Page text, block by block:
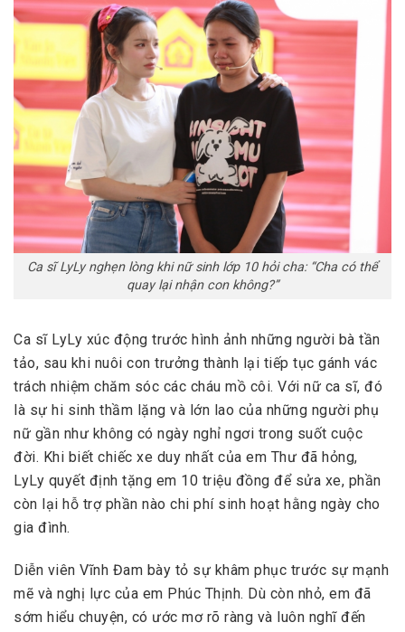
Ca sĩ LyLy nghẹn lòng khi nữ sinh lớp 10 hỏi cha: “Cha có thể
quay lại nhận con không?”
Ca sĩ LyLy xúc động trước hình ảnh những người bà tần
tảo, sau khi nuôi con trưởng thành lại tiếp tục gánh vác
trách nhiệm chăm sóc các cháu mồ côi. Với nữ ca sĩ, đó
là sự hi sinh thầm lặng và lớn lao của những người phụ
nữ gần như không có ngày nghỉ ngơi trong suốt cuộc
đời. Khi biết chiếc xe duy nhất của em Thư đã hỏng,
LyLy quyết định tặng em 10 triệu đồng để sửa xe, phần
còn lại hỗ trợ phần nào chi phí sinh hoạt hằng ngày cho
gia đình.
Diễn viên Vĩnh Đam bày tỏ sự khâm phục trước sự mạnh
mẽ và nghị lực của em Phúc Thịnh. Dù còn nhỏ, em đã
sớm hiểu chuyện, có ước mơ rõ ràng và luôn nghĩ đến